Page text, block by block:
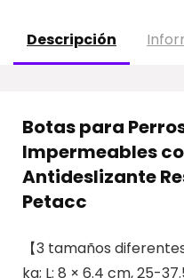
Descripción
Botas para
Impermeables
Antideslizante
Petacc
【3 tamaños
kg; L: 8 × 6.4 cm, 25-